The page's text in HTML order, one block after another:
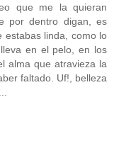
que me la quieran
por dentro digan, es
estabas linda, como lo
en el pelo, en los
alma que atravieza la
faltado. Uf!, belleza